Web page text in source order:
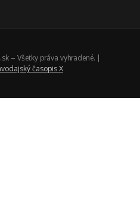
– Všetky práva vyhradené. |
časopis X